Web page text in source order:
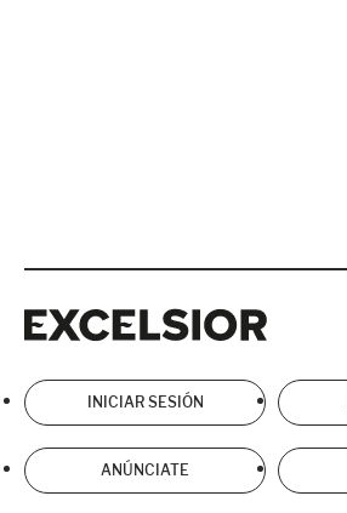
INICIAR SESIÓN
ANÚNCIATE